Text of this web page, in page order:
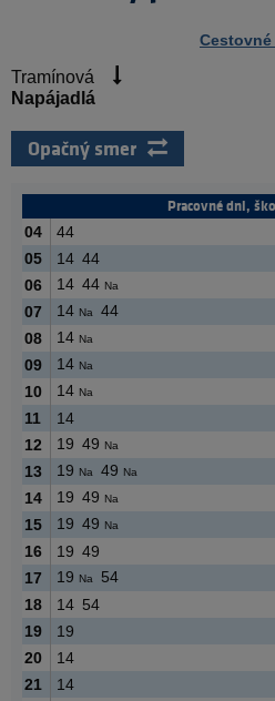
Tramínová
Napájadlá
Opačný smer
Pracovné dni,
04
44
05
14 44
06
14 44 Na
07 14 Na
44
08
14 Na
09 14 Na
10 14 Na
11
14
12
19 49 Na
13 19 Na 49 Na
14 19 49 Na
15 19 49 Na
16 19 49
17
19 Na
54
18
14 54
19
19
20
14
21
14